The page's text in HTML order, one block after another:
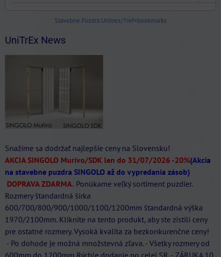
Stavebne.Puzdra.Unitrex/?ref=bookmarks
UniTrEx News
Snažíme sa dodržať najlepšie ceny na Slovensku!
AKCIA SINGOLO Murivo/SDK len do 31/07/2026 -20%(Akcia
na stavebne puzdra SINGOLO až do vypredania zásob)
DOPRAVA ZDARMA. Ponúkame veľký sortiment puzdier.
Rozmery štandardná šírka
600/700/800/900/1000/1100/1200mm štandardná výška
1970/2100mm. Kliknite na tento produkt, aby ste zistili ceny
pre ostatné rozmery. Vysoká kvalita za bezkonkurenčne ceny!
- Po dohode je možná množstevná zľava. - Všetky rozmery od